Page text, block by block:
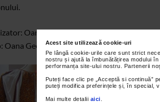
Acest site utilizează cookie-uri
Pe lângă cookie-urile care sunt strict
nostru și ajută la îmbunătățirea modului
performanța site-ului nostru. Partenerii
Puteți face clic pe „Acceptă si continuă”
puteți modifica preferințele și, în special,
Mai multe detalii aici
Oana Georgescu
Oana Georgescu